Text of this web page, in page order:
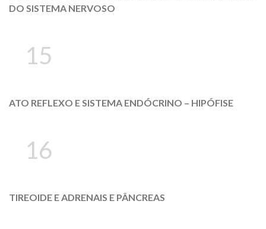
DO SISTEMA NERVOSO
15
ATO REFLEXO E SISTEMA ENDÓCRINO – HIPÓFISE
16
TIREOIDE E ADRENAIS E PÂNCREAS